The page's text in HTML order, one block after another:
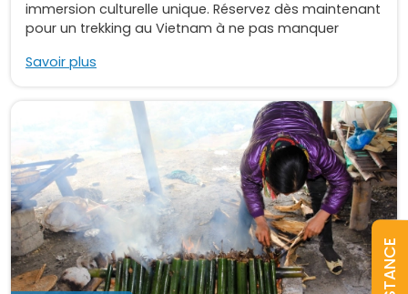
immersion culturelle unique. Réservez dès maintenant
pour un trekking au Vietnam à ne pas manquer
Savoir plus